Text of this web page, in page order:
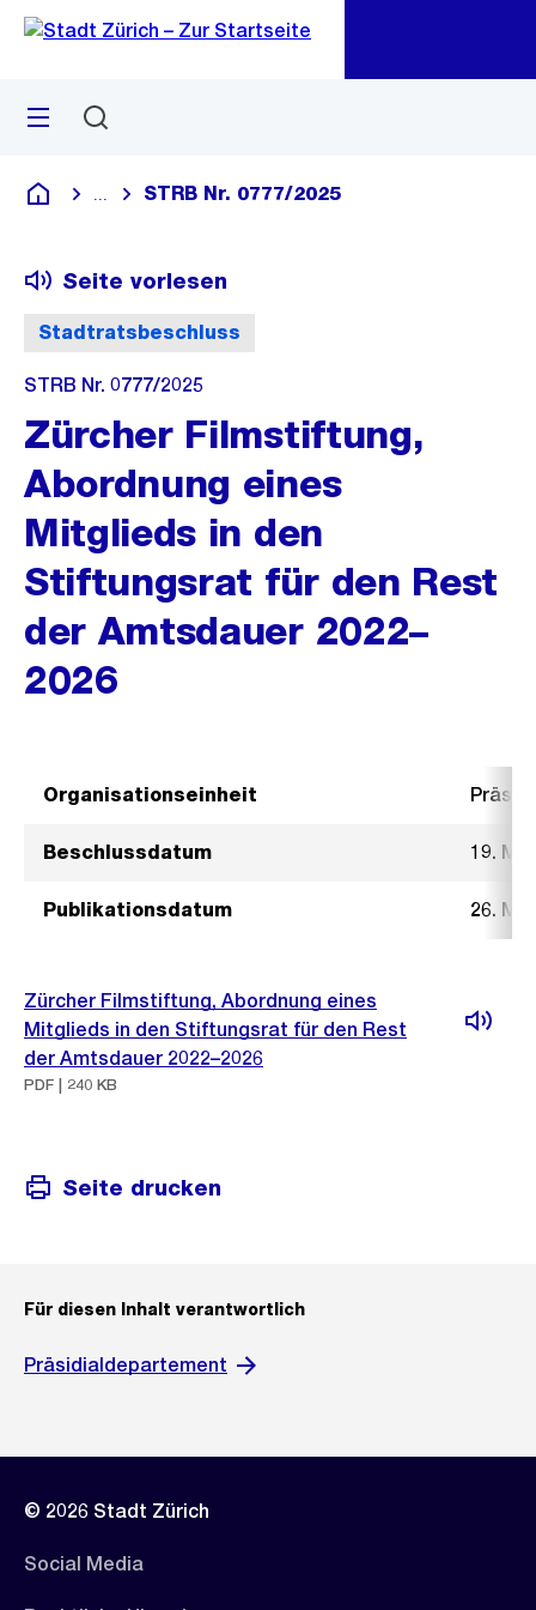
Navigation
Sprunglink
Menü
Deutsch
Blende alle Breadcrumbs ein
STRB Nr. 0777/2025
Stadtratsbeschluss
Seite vorlesen
STRB Nr. 0777/2025
Zürcher Filmstiftung,
Abordnung eines
Mitglieds in den
Stiftungsrat für den Rest
der Amtsdauer 2022–
2026
Organisationseinheit
Beschlussdatum 19.
Publikationsdatum 26.
Zürcher Filmstiftung, Abordnung eines
Mitglieds in den Stiftungsrat für den Rest
der Amtsdauer 2022–2026
PDF | 240 KB
Seite drucken
Für diesen Inhalt verantwortlich
Präsidialdepartement
© 2026 Stadt Zürich
Social Media